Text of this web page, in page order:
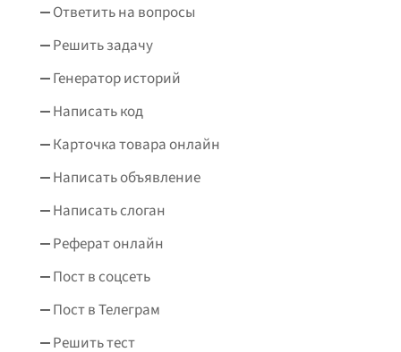
Ответить на вопросы
Решить задачу
Генератор историй
Написать код
Карточка товара онлайн
Написать объявление
Написать слоган
Реферат онлайн
Пост в соцсеть
Пост в Телеграм
Решить тест